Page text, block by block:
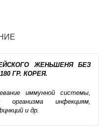
ЖЕНЬШЕНЯ БЕЗ
ГР. КОРЕЯ.
иммунной системы,
организма инфекциям,
и др.